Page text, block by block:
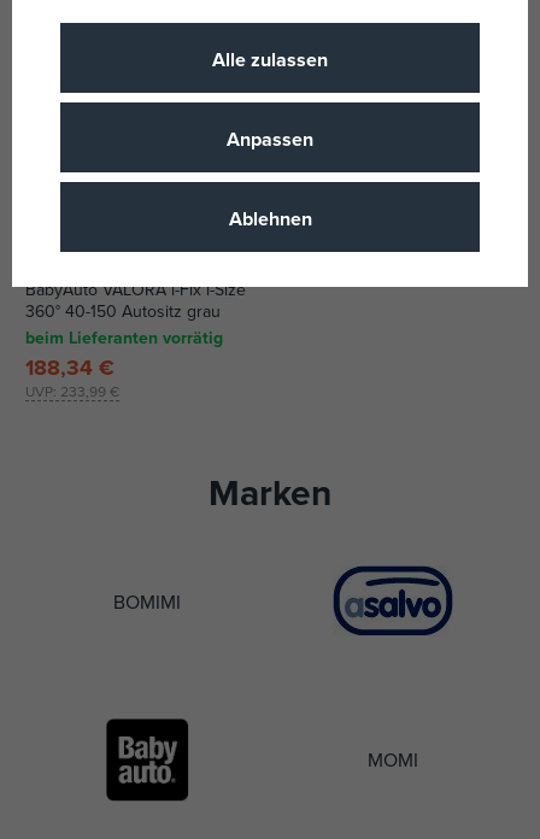
BabyAuto VALORA i-Fix i-Size
360° 40-150 Autositz grau
beim Lieferanten vorrätig
UVP: 233,99 €
188,34 €
Marken
BOMIMI
MOMI
Alle zulassen
Anpassen
Ablehnen